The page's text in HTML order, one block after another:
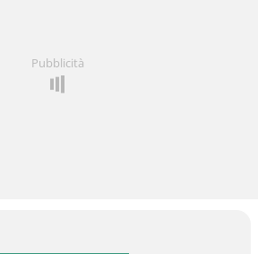
Pubblicità